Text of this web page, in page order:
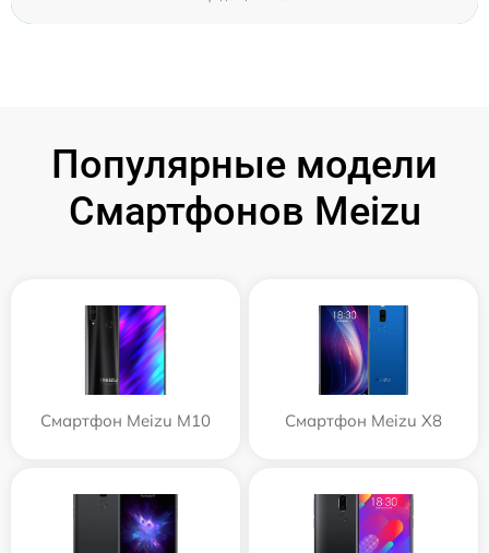
Популярные модели
Смартфонов Meizu
Смартфон Meizu M10 Смартфон Meizu X8